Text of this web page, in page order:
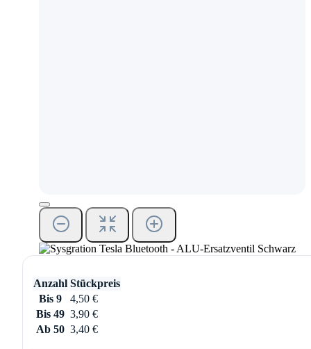
Anzahl Stückpreis
Bis 9
4,50 €
Bis 49 3,90 €
Ab 50 3,40 €